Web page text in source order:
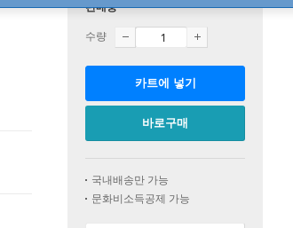
판매중
수량
카트에 넣기
바로구매
국내배송만 가능
문화비소득공제 가능